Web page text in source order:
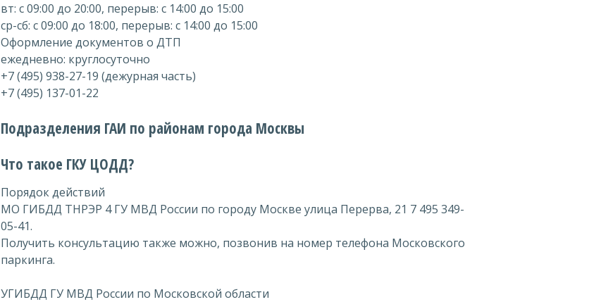
вт: с 09:00 до 20:00, перерыв: с 14:00 до 15:00
ср-сб: с 09:00 до 18:00, перерыв: с 14:00 до 15:00
Оформление документов о ДТП
ежедневно: круглосуточно
+7 (495) 938-27-19 (дежурная часть)
+7 (495) 137-01-22
Подразделения ГАИ по районам города Москвы
Что такое ГКУ ЦОДД?
Порядок действий
МО ГИБДД ТНРЭР 4 ГУ МВД России по городу Москве улица Перерва, 21 7 495 349-
05-41.
Получить консультацию также можно, позвонив на номер телефона Московского
паркинга.
УГИБДД ГУ МВД России по Московской области